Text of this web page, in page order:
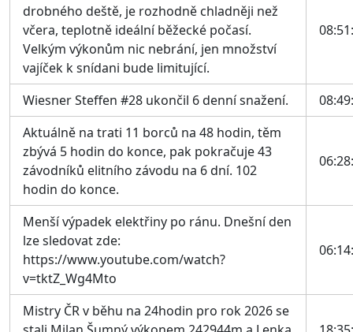
drobného deště, je rozhodně chladněji než
včera, teplotně ideální běžecké počasí.
Velkým výkonům nic nebrání, jen množství
vajíček k snídani bude limitující.
Wiesner Steffen #28 ukončil 6 denní snažení.
Aktuálně na trati 11 borců na 48 hodin, těm
zbývá 5 hodin do konce, pak pokračuje 43
závodníků elitního závodu na 6 dní. 102
hodin do konce.
Menší výpadek elektřiny po ránu. Dnešní den
lze sledovat zde:
https://www.youtube.com/watch?
v=tktZ_Wg4Mto
Mistry ČR v běhu na 24hodin pro rok 2026 se